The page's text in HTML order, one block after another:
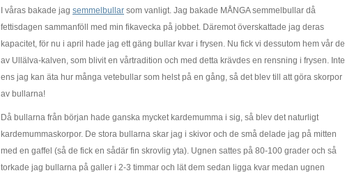
I våras bakade jag semmelbullar som vanligt. Jag bakade MÅNGA semmelbullar då
fettisdagen sammanföll med min fikavecka på jobbet. Däremot överskattade jag deras
kapacitet, för nu i april hade jag ett gäng bullar kvar i frysen. Nu fick vi dessutom hem vår del
av Ullälva-kalven, som blivit en vårtradition och med detta krävdes en rensning i frysen. Inte
ens jag kan äta hur många vetebullar som helst på en gång, så det blev till att göra skorpor
av bullarna!
Då bullarna från början hade ganska mycket kardemumma i sig, så blev det naturligt
kardemummaskorpor. De stora bullarna skar jag i skivor och de små delade jag på mitten
med en gaffel (så de fick en sådär fin skrovlig yta). Ugnen sattes på 80-100 grader och så
torkade jag bullarna på galler i 2-3 timmar och lät dem sedan ligga kvar medan ugnen